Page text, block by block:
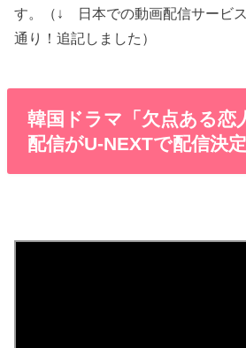
す。（↓ 日本での動画配信サービ
通り！追記しました）
韓国ドラマ「欠点ある恋
配信がU-NEXTで配信決定